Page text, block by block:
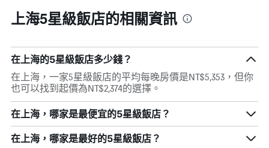
上海5星級飯店的相關資訊
​在上海的5星級飯店多少錢？
在上海，一家5星級飯店的平均每晚房價是NT$5,353，但你
也可以找到起價為NT$2,374的選擇。
在上海​，哪家是最便宜的5星級飯店？
在上海，哪家是最好的5星級飯店？